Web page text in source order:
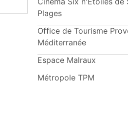
Plages
Office de Tourisme
Méditerranée
Espace Malraux
Métropole TPM